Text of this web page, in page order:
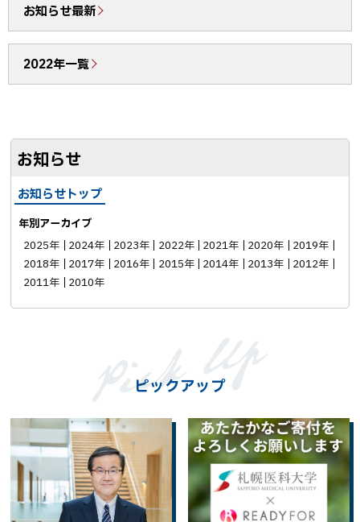
o
o
シ
送
る
お知らせ最新
2022年一覧
お知らせ
お知らせトップ
年別アーカイブ
2025年
2024年 2023年 2022年 2021年 2020年
2019年
2018年
2017年 2016年 2015年 2014年 2013年
2012年
2011年
2010年
ピックアップ